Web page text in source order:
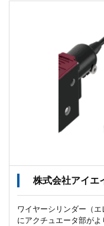
株式会社アイエ
ワイヤーシリンダー（
にアクチュエータ部が